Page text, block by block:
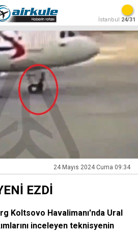
İstanbul 24/31
24 Mayıs 2024 Cuma 09:34
EZDİ
Koltsovo Havalimanı'nda Ural
inceleyen teknisyenin